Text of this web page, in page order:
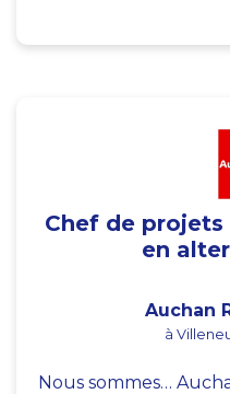
Chef de
en
Auchan
à
Nous sommes…